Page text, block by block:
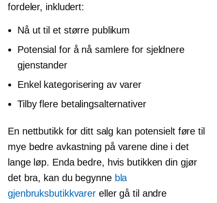
fordeler, inkludert:
Nå ut til et større publikum
Potensial for å nå samlere for sjeldnere
gjenstander
Enkel kategorisering av varer
Tilby flere betalingsalternativer
En nettbutikk for ditt salg kan potensielt føre til
mye bedre avkastning på varene dine i det
lange løp. Enda bedre, hvis butikken din gjør
det bra, kan du begynne bla
gjenbruksbutikkvarer eller gå til andre